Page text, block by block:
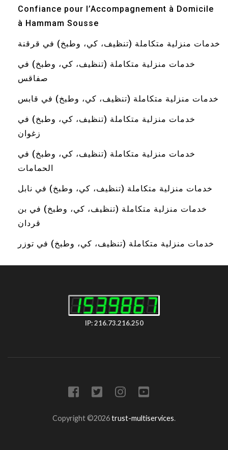
Confiance pour l’Accompagnement à Domicile
à Hammam Sousse
خدمات منزلية متكاملة (تنظيف، كي، وطبخ) في قرقنة
خدمات منزلية متكاملة (تنظيف، كي، وطبخ) في
صفاقس
خدمات منزلية متكاملة (تنظيف، كي، وطبخ) في قابس
خدمات منزلية متكاملة (تنظيف، كي، وطبخ) في
زغوان
خدمات منزلية متكاملة (تنظيف، كي، وطبخ) في
الحمامات
خدمات منزلية متكاملة (تنظيف، كي، وطبخ) في نابل
خدمات منزلية متكاملة (تنظيف، كي، وطبخ) في بن
قردان
خدمات منزلية متكاملة (تنظيف، كي، وطبخ) في توزر
IP: 216.73.216.250
Copyright ©2026trust-multiservices.